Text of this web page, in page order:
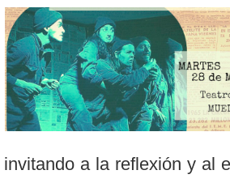
a la reflexión y al